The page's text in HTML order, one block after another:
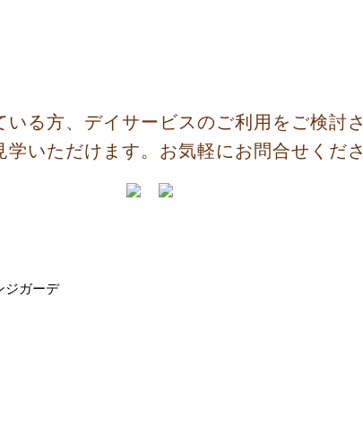
る方、デイサービスのご利用をご検討
学いただけます。お気軽にお問合せくださ